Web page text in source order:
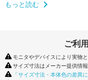
もっと読む
ご利
モニタやデバイスにより実物
サイズ寸法はメーカー提供情
「サイズ寸法・本体色の差異に